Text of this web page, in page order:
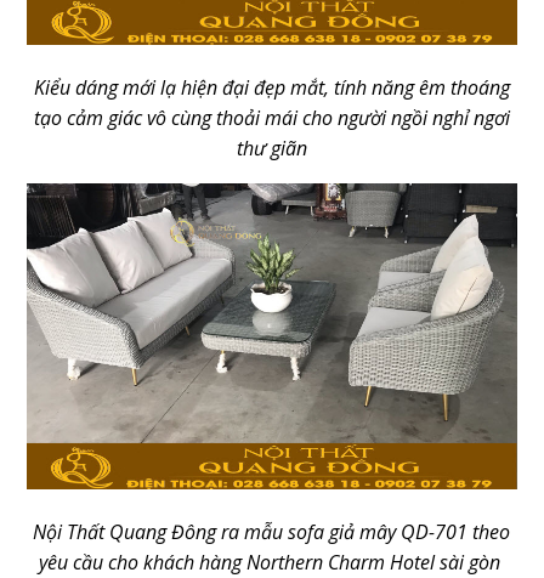
Kiểu dáng mới lạ hiện đại đẹp mắt, tính năng êm thoáng
tạo cảm giác vô cùng thoải mái cho người ngồi nghỉ ngơi
thư giãn
Nội Thất Quang Đông ra mẫu sofa giả mây QD-701 theo
yêu cầu cho khách hàng Northern Charm Hotel sài gòn